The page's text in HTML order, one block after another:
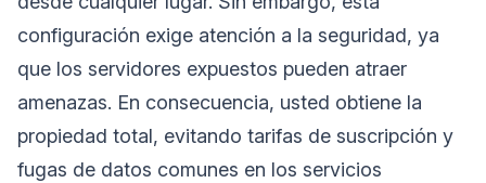
configuración exige atención a la seguridad, ya
que los servidores expuestos pueden atraer
amenazas. En consecuencia, usted obtiene la
propiedad total, evitando tarifas de suscripción y
fugas de datos comunes en los servicios